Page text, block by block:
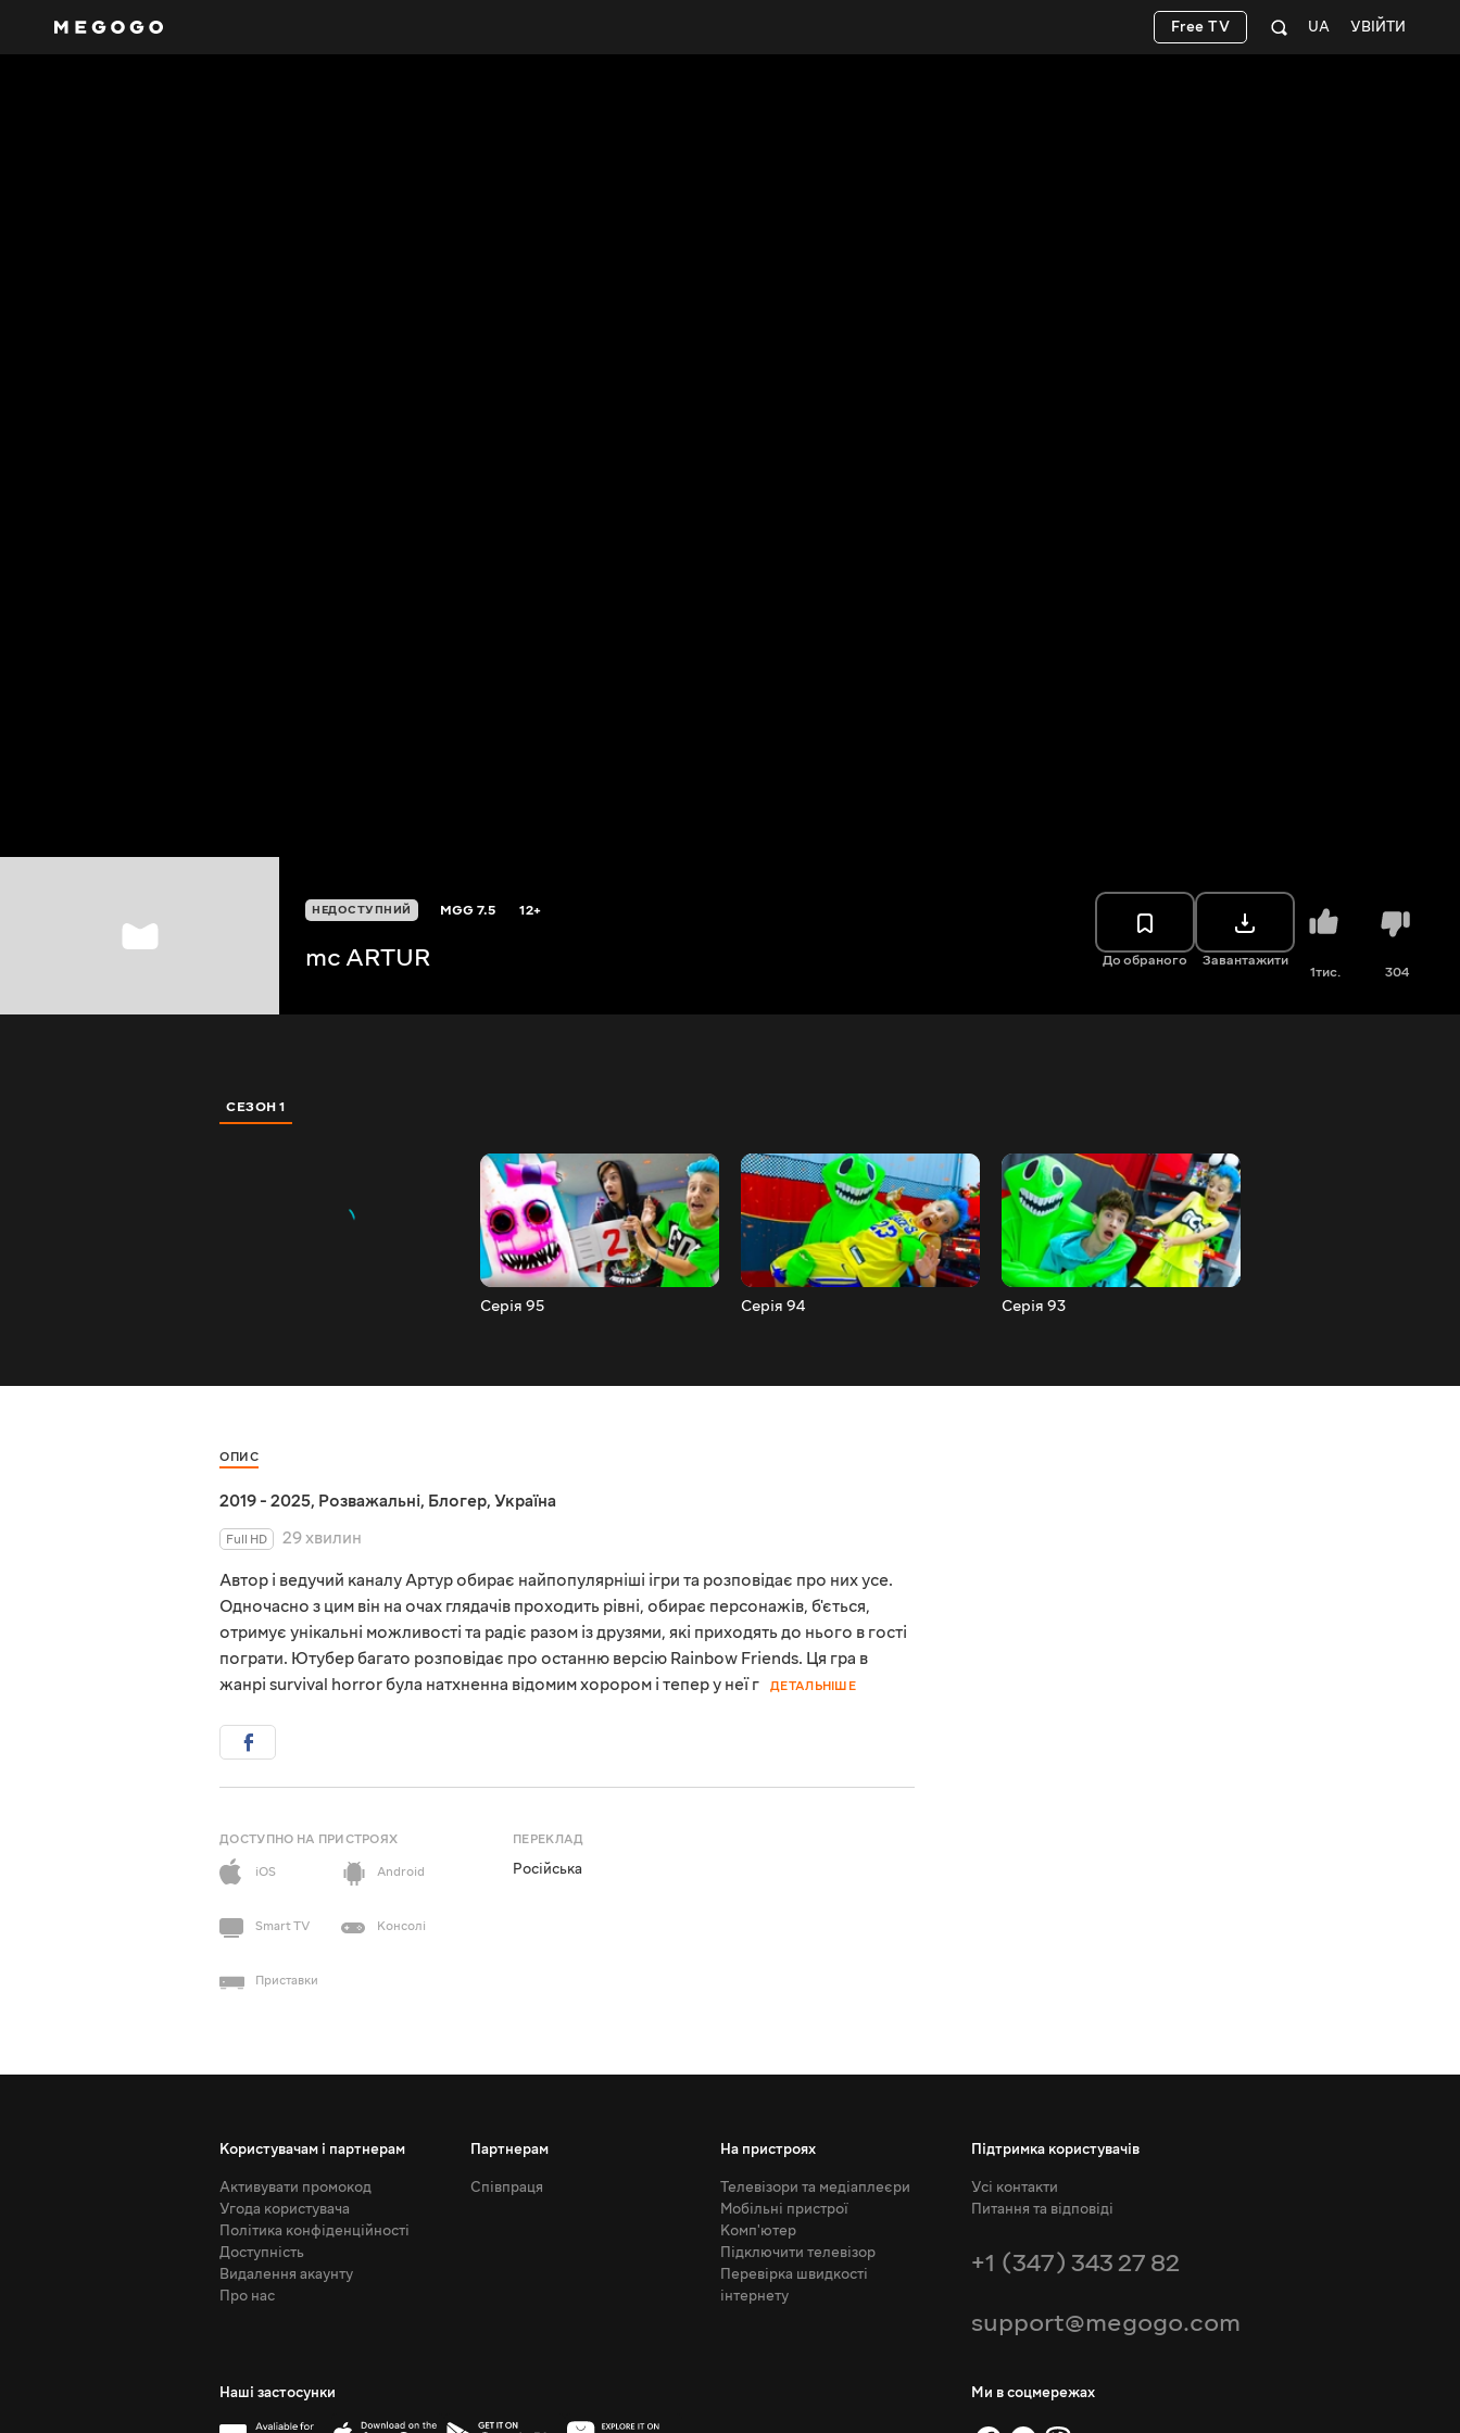
УВІЙТИ
UA
Free TV
НЕДОСТУПНИЙ MGG7.5 12+
mc ARTUR До обраного Завантажити
1тис. 304
СЕЗОН 1
Серія 95 Серія 94 Серія 93
ОПИС
2019 - 2025, Розважальні, Блогер, Україна
Full HD
29 хвилин
Автор і ведучий каналу Артур обирає найпопулярніші ігри та розповідає про них усе.
Одночасно з цим він на очах глядачів проходить рівні, обирає персонажів, б'ється,
отримує унікальні можливості та радіє разом із друзями, які приходять до нього в гості
пограти. Ютубер багато розповідає про останню версію Rainbow Friends. Ця гра в
жанрі survival horror була натхненна відомим хорором і тепер у неї г
ДЕТАЛЬНІШЕ
ДОСТУПНО НА ПРИСТРОЯХ
iOS
Android
Smart TV Консолі
Приставки
ПЕРЕКЛАД
Російська
Користувачам і партнерам
Активувати промокод
Угода користувача
Політика конфіденційності
Доступність
Видалення акаунту
Про нас
Партнерам
Співпраця
На пристроях
Телевізори та медіаплеєри
Мобільні пристрої
Комп'ютер
Підключити телевізор
Перевірка швидкості
інтернету
Підтримка користувачів
Усі контакти
Питання та відповіді
+1 (347) 343 27 82
support@megogo.com
Наші застосунки Ми в соцмережах